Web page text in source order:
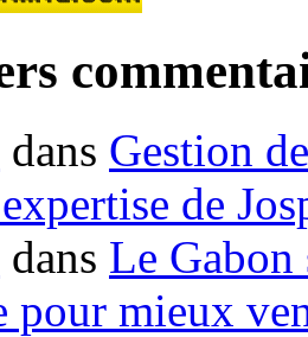
dans Gestion
de
dans Le Gabon
pour mieux